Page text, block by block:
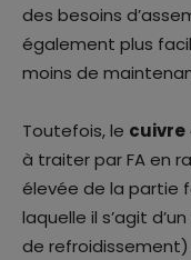
des besoins
également plus
moins de
Toutefois, le cuivre
à traiter par FA en
élevée de la partie
laquelle il s’agit
de